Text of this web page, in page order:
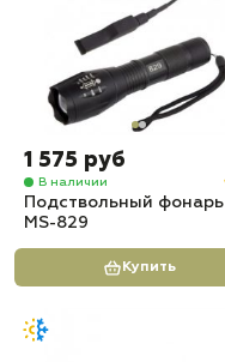
1 575 руб
В наличии
Подствольный фонарь
MS-829
Купить